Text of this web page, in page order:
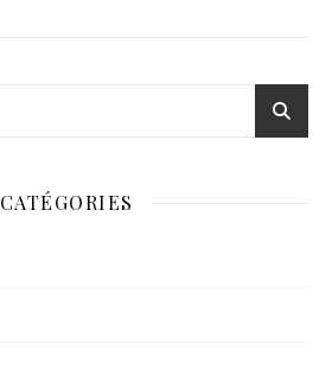
CATÉGORIES